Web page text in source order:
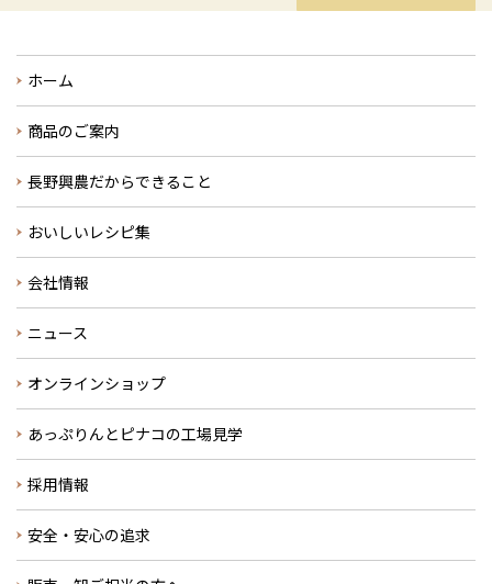
ホーム
商品のご案内
長野興農だからできること
おいしいレシピ集
会社情報
ニュース
オンラインショップ
あっぷりんとピナコの工場見学
採用情報
安全・安心の追求